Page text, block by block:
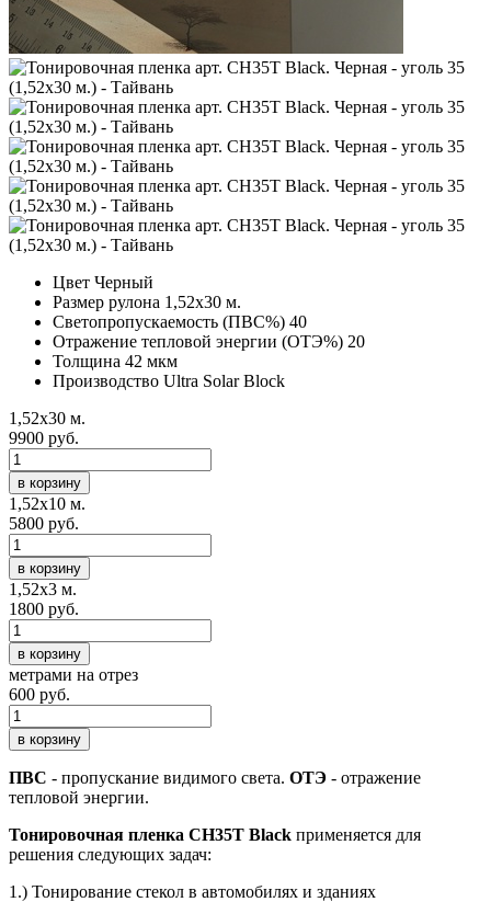
Цвет Черный
Размер рулона 1,52х30 м.
Светопропускаемость (ПВС%) 40
Отражение тепловой энергии (ОТЭ%) 20
Толщина 42 мкм
Производство Ultra Solar Block
1,52х30 м.
9900 руб.
в корзину
1,52х10 м.
5800 руб.
в корзину
1,52х3 м.
1800 руб.
в корзину
метрами на отрез
600 руб.
в корзину
ПВС - пропускание видимого света. ОТЭ - отражение
тепловой энергии.
Тонировочная пленка CH35T Black применяется для
решения следующих задач:
1.) Тонирование стекол в автомобилях и зданиях